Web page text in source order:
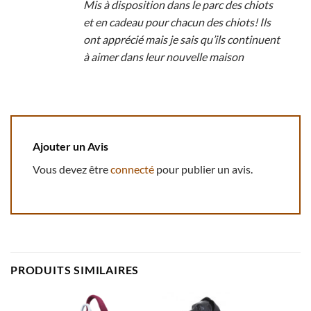
Mis à disposition dans le parc des chiots
et en cadeau pour chacun des chiots! Ils
ont apprécié mais je sais qu’ils continuent
à aimer dans leur nouvelle maison
Ajouter un Avis
Vous devez êtreconnecté pour publier un avis.
PRODUITS SIMILAIRES